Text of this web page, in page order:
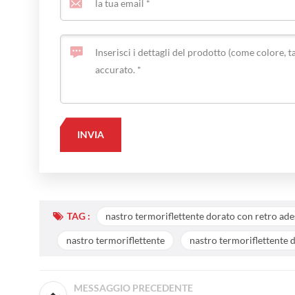
TAG : nastro termoriflettente dorato con retro
nastro termoriflettente nastro termoriflettente
MESSAGGIO PRECEDENTE